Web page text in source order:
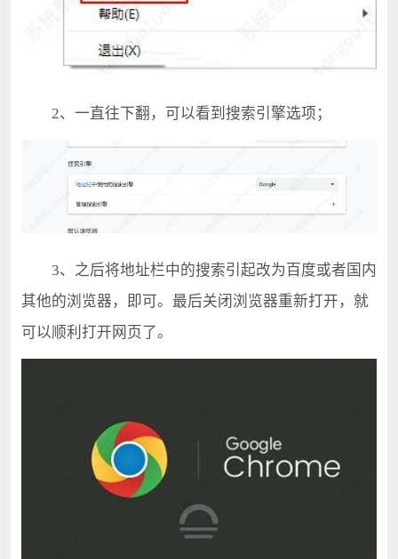
2、一直往下翻，可以看到搜索引擎选项；
3、之后将地址栏中的搜索引起改为百度或者国内
其他的浏览器，即可。最后关闭浏览器重新打开，就
可以顺利打开网页了。